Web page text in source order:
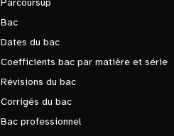
Parcoursup
Bac
Dates du bac
Coefficients bac par matière et série
Révisions du bac
Corrigés du bac
Bac professionnel